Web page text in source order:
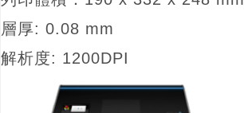
層厚: 0.08 mm
解析度: 1200DPI